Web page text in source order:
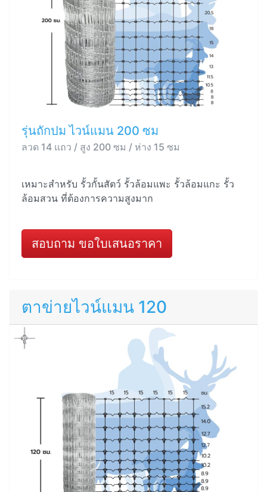
รุ่นถักปม ไวน์แมน 200 ซม
ลวด 14 แถว / สูง 200 ซม / ห่าง 15 ซม
เหมาะสำหรับ รั้วกั้นสัตว์ รั้วล้อมแพะ รั้วล้อมแกะ รั้ว
ล้อมสวน ที่ต้องการความสูงมาก
สอบถาม ขอใบเสนอราคา
ตาข่ายไวน์แมน 120